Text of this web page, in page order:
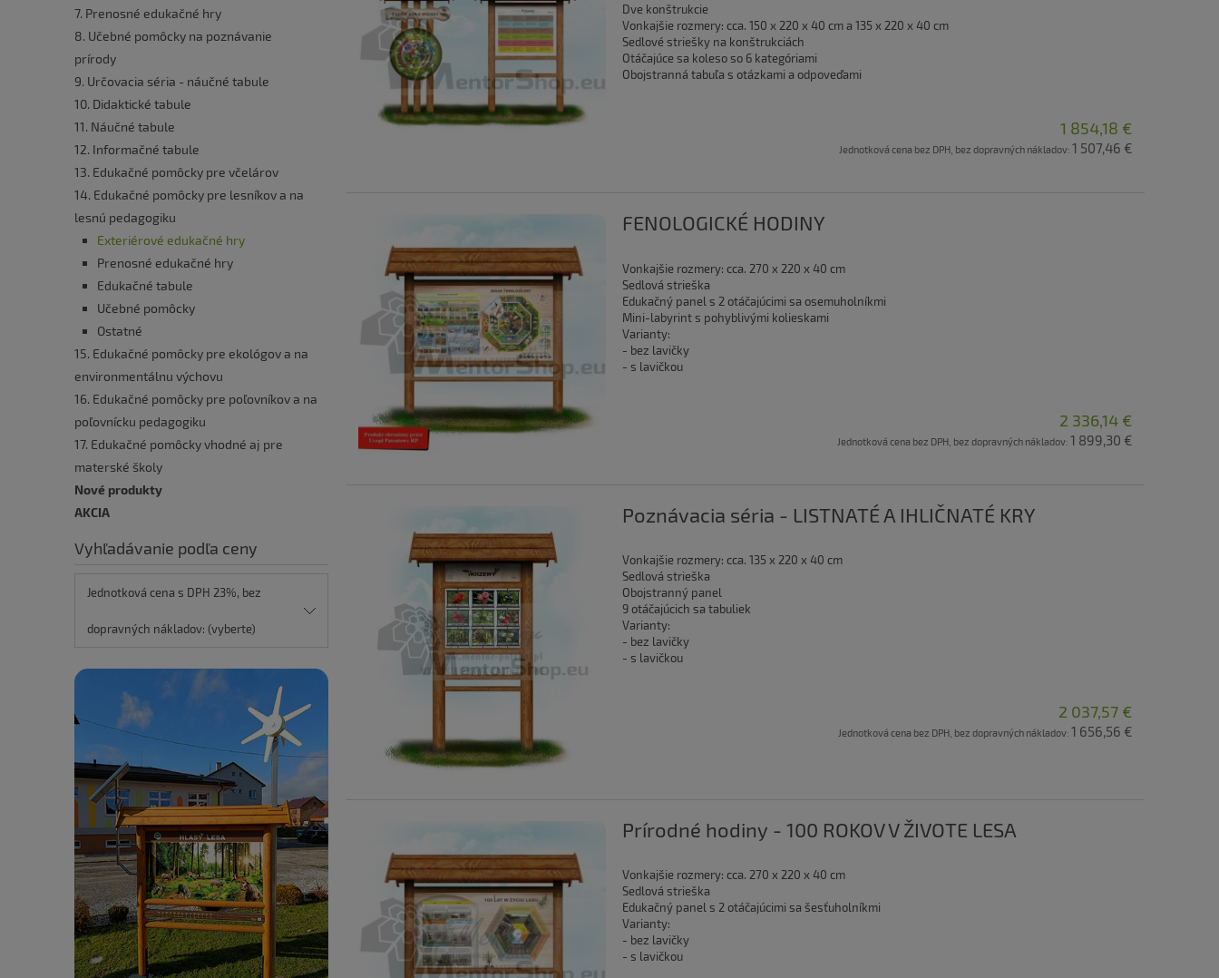
7. Prenosné edukačné hry
8. Učebné pomôcky na poznávanie
prírody
9. Určovacia séria - náučné tabule
10. Didaktické tabule
11. Náučné tabule
12. Informačné tabule
13. Edukačné pomôcky pre včelárov
14. Edukačné pomôcky pre lesníkov a na
lesnú pedagogiku
Exteriérové edukačné hry
Prenosné edukačné hry
Edukačné tabule
Učebné pomôcky
Ostatné
15. Edukačné pomôcky pre ekológov a na
environmentálnu výchovu
16. Edukačné pomôcky pre poľovníkov a na
poľovnícku pedagogiku
17. Edukačné pomôcky vhodné aj pre
materské školy
Nové produkty
AKCIA
Vyhľadávanie podľa ceny
Jednotková cena s DPH 23%, bez
dopravných nákladov: (vyberte)
Dve konštrukcie
Vonkajšie rozmery: cca. 150 x 220 x 40 cm a 135 x 220 x 40 cm
Sedlové striešky na konštrukciách
Otáčajúce sa koleso so 6 kategóriami
Obojstranná tabuľa s otázkami a odpoveďami
1 854,18 €
Jednotková cena bez DPH, bez dopravných nákladov: 1 507,46 €
FENOLOGICKÉ HODINY
Vonkajšie rozmery: cca. 270 x 220 x 40 cm
Sedlová strieška
Edukačný panel s 2 otáčajúcimi sa osemuholníkmi
Mini-labyrint s pohyblivými kolieskami
Varianty:
- bez lavičky
- s lavičkou
2 336,14 €
Jednotková cena bez DPH, bez dopravných nákladov: 1 899,30 €
Poznávacia séria - LISTNATÉ A IHLIČNATÉ KRY
Vonkajšie rozmery: cca. 135 x 220 x 40 cm
Sedlová strieška
Obojstranný panel
9 otáčajúcich sa tabuliek
Varianty:
- bez lavičky
- s lavičkou
2 037,57 €
Jednotková cena bez DPH, bez dopravných nákladov: 1 656,56 €
Prírodné hodiny - 100 ROKOV V ŽIVOTE LESA
Vonkajšie rozmery: cca. 270 x 220 x 40 cm
Sedlová strieška
Edukačný panel s 2 otáčajúcimi sa šesťuholníkmi
Varianty:
- bez lavičky
- s lavičkou